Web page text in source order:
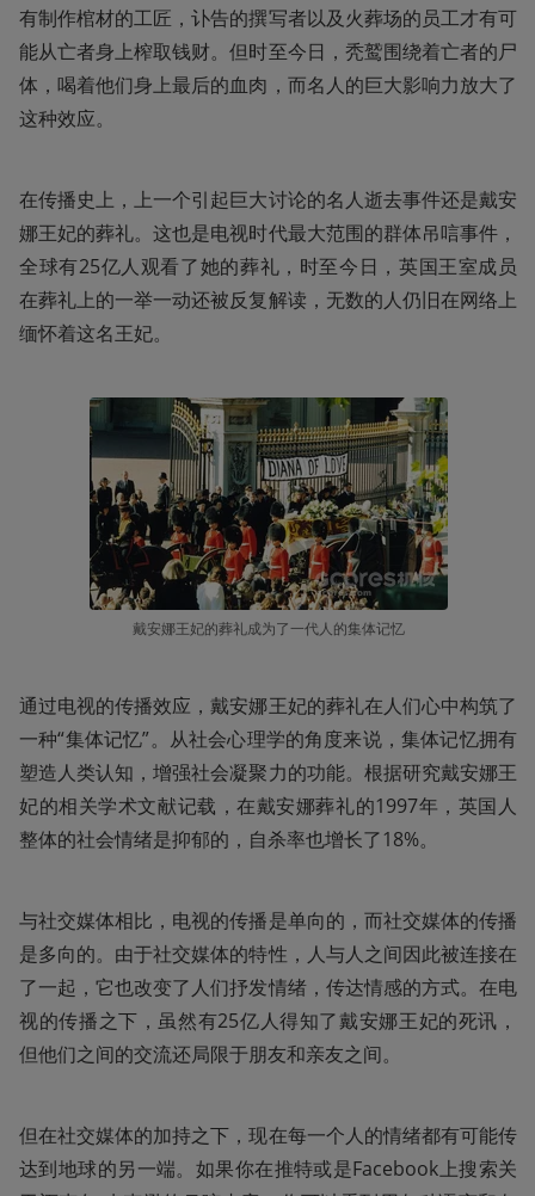
有制作棺材的工匠，讣告的撰写者以及火葬场的员工才有可
能从亡者身上榨取钱财。但时至今日，秃鹫围绕着亡者的尸
体，喝着他们身上最后的血肉，而名人的巨大影响力放大了
这种效应。
在传播史上，上一个引起巨大讨论的名人逝去事件还是戴安
娜王妃的葬礼。这也是电视时代最大范围的群体吊唁事件，
全球有25亿人观看了她的葬礼，时至今日，英国王室成员
在葬礼上的一举一动还被反复解读，无数的人仍旧在网络上
缅怀着这名王妃。
戴安娜王妃的葬礼成为了一代人的集体记忆
通过电视的传播效应，戴安娜王妃的葬礼在人们心中构筑了
一种“集体记忆”。从社会心理学的角度来说，集体记忆拥有
塑造人类认知，增强社会凝聚力的功能。根据研究戴安娜王
妃的相关学术文献记载，在戴安娜葬礼的1997年，英国人
整体的社会情绪是抑郁的，自杀率也增长了18%。
与社交媒体相比，电视的传播是单向的，而社交媒体的传播
是多向的。由于社交媒体的特性，人与人之间因此被连接在
了一起，它也改变了人们抒发情绪，传达情感的方式。在电
视的传播之下，虽然有25亿人得知了戴安娜王妃的死讯，
但他们之间的交流还局限于朋友和亲友之间。
但在社交媒体的加持之下，现在每一个人的情绪都有可能传
达到地球的另一端。如果你在推特或是Facebook上搜索关